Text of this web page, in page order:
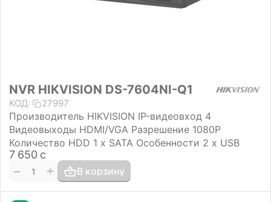
NVR HIKVISION DS-7604NI-Q1
КОД: 27997
Производитель HIKVISION IP-видеовход 4
Видеовыходы HDMI/VGA Разрешение 1080P
Количество HDD 1 х SATA Особенности 2 х USB
7 650 с
+
− В корзину